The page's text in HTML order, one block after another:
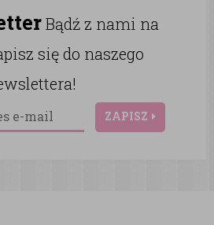
Bądź z nami na
się do naszego
ZAPISZ